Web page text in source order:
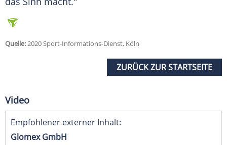
Quelle:2020 Sport-Informations-Dienst, Köln
ZURÜCK ZUR STARTSEITE
Video
Empfohlener externer Inhalt:
Glomex GmbH